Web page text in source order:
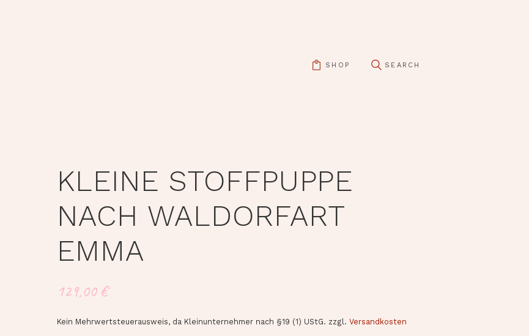
SHOP
KLEINE STOFFPUPPE
NACH WALDORFART
EMMA
129,00€
Kein Mehrwertsteuerausweis, da Kleinunternehmer nach §19 (1) UStG. zzgl. Versandkosten